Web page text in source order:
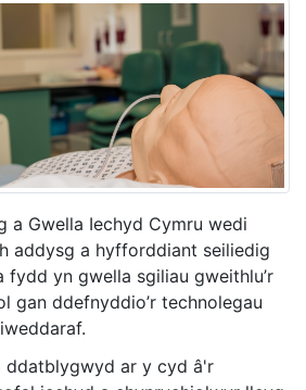
a Gwella Iechyd Cymru wedi
addysg a hyfforddiant seiliedig
fydd yn gwella sgiliau gweithlu’r
gan ddefnyddio’r technolegau
ddatblygwyd ar y cyd â'r